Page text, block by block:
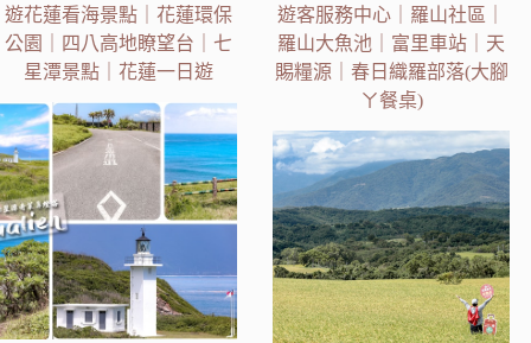
遊花蓮看海景點｜花蓮環保
公園｜四八高地瞭望台｜七
星潭景點｜花蓮一日遊
遊客服務中心｜羅山社區｜
羅山大魚池｜富里車站｜天
賜糧源｜春日織羅部落(大腳
ㄚ餐桌)